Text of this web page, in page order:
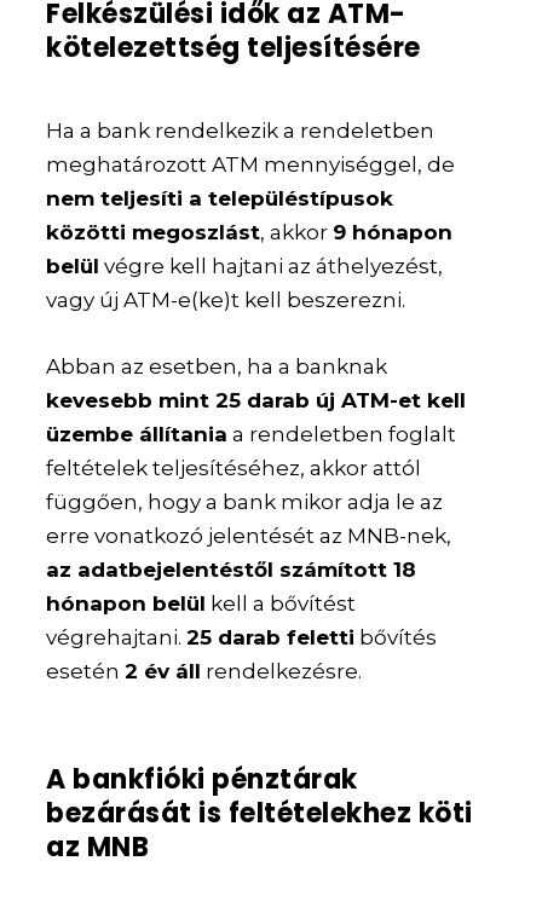
Felkészülési idők az ATM-
kötelezettség teljesítésére
Ha a bank rendelkezik a rendeletben
meghatározott ATM mennyiséggel, de
nem teljesíti a településtípusok
közötti megoszlást, akkor 9 hónapon
belül végre kell hajtani az áthelyezést,
vagy új ATM-e(ke)t kell beszerezni.
Abban az esetben, ha a banknak
kevesebb mint 25 darab új ATM-et kell
üzembe állítania a rendeletben foglalt
feltételek teljesítéséhez, akkor attól
függően, hogy a bank mikor adja le az
erre vonatkozó jelentését az MNB-nek,
az adatbejelentéstől számított 18
hónapon belül kell a bővítést
végrehajtani.25 darab feletti bővítés
esetén2 év áll rendelkezésre.
A bankfióki pénztárak
bezárását is feltételekhez köti
az MNB